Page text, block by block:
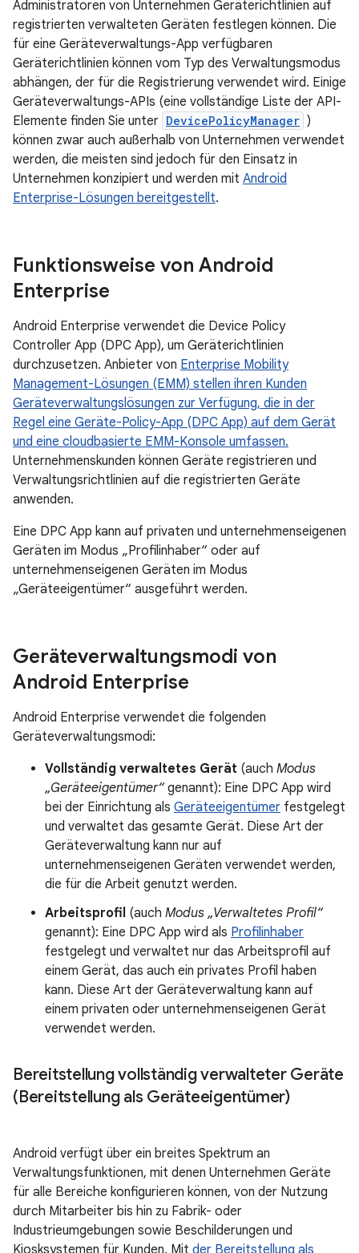
Administratoren von Unternehmen Geräterichtlinien auf
registrierten verwalteten Geräten festlegen können. Die
für eine Geräteverwaltungs-App verfügbaren
Geräterichtlinien können vom Typ des Verwaltungsmodus
abhängen, der für die Registrierung verwendet wird. Einige
Geräteverwaltungs-APIs (eine vollständige Liste der API-
Elemente finden Sie unter DevicePolicyManager )
können zwar auch außerhalb von Unternehmen verwendet
werden, die meisten sind jedoch für den Einsatz in
Unternehmen konzipiert und werden mit Android
Enterprise-Lösungen bereitgestellt.
Funktionsweise von Android
Enterprise
Android Enterprise verwendet die Device Policy
Controller App (DPC App), um Geräterichtlinien
durchzusetzen. Anbieter von Enterprise Mobility
Management-Lösungen (EMM) stellen ihren Kunden
Geräteverwaltungslösungen zur Verfügung, die in der
Regel eine Geräte-Policy-App (DPC App) auf dem Gerät
und eine cloudbasierte EMM-Konsole umfassen.
Unternehmenskunden können Geräte registrieren und
Verwaltungsrichtlinien auf die registrierten Geräte
anwenden.
Eine DPC App kann auf privaten und unternehmenseigenen
Geräten im Modus „Profilinhaber“ oder auf
unternehmenseigenen Geräten im Modus
„Geräteeigentümer“ ausgeführt werden.
Geräteverwaltungsmodi von
Android Enterprise
Android Enterprise verwendet die folgenden
Geräteverwaltungsmodi:
Vollständig verwaltetes Gerät (auch Modus
„Geräteeigentümer“genannt): Eine DPC App wird
bei der Einrichtung als Geräteeigentümer festgelegt
und verwaltet das gesamte Gerät. Diese Art der
Geräteverwaltung kann nur auf
unternehmenseigenen Geräten verwendet werden,
die für die Arbeit genutzt werden.
Arbeitsprofil (auch Modus „Verwaltetes Profil“
genannt): Eine DPC App wird als Profilinhaber
festgelegt und verwaltet nur das Arbeitsprofil auf
einem Gerät, das auch ein privates Profil haben
kann. Diese Art der Geräteverwaltung kann auf
einem privaten oder unternehmenseigenen Gerät
verwendet werden.
Bereitstellung vollständig verwalteter Geräte
(Bereitstellung als Geräteeigentümer)
Android verfügt über ein breites Spektrum an
Verwaltungsfunktionen, mit denen Unternehmen Geräte
für alle Bereiche konfigurieren können, von der Nutzung
durch Mitarbeiter bis hin zu Fabrik- oder
Industrieumgebungen sowie Beschilderungen und
Kiosksystemen für Kunden. Mit der Bereitstellung als